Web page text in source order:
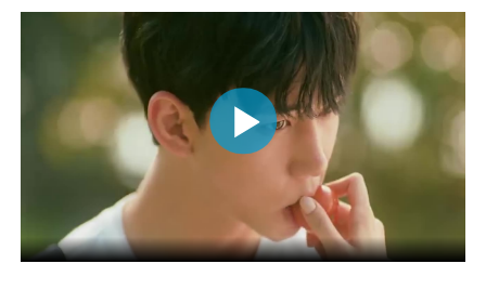
Đọc Thanh Niên trên điện thoại